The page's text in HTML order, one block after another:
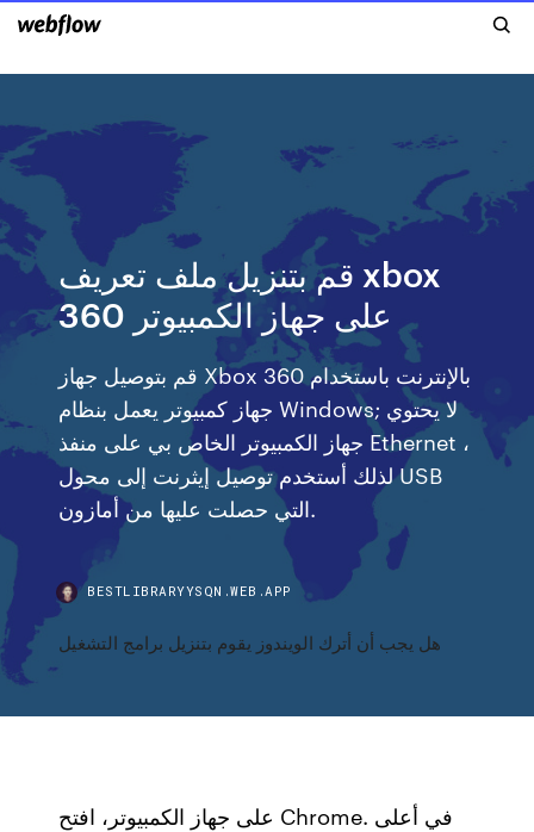
قم بتنزيل ملف تعريف xbox
360 على جهاز الكمبيوتر
قم بتوصيل جهاز Xbox 360 بالإنترنت باستخدام
جهاز كمبيوتر يعمل بنظام Windows; لا يحتوي
جهاز الكمبيوتر الخاص بي على منفذ Ethernet ،
لذلك أستخدم توصيل إيثرنت إلى محول USB
التي حصلت عليها من أمازون.
BESTLIBRARYYSQN.WEB.APP
هل يجب أن أترك الويندوز يقوم بتنزيل برامج التشغيل
على جهاز الكمبيوتر، افتح Chrome. في أعلى